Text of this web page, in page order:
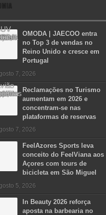
OMODA | JAECOO entra
no Top 3 de vendas no
Reino Unido e cresce em
Portugal
7, 2026
Reclamações no Turismo
aumentam em 2026 e
concentram-se nas
plataformas de reservas
7, 2026
FeelAzores Sports leva
conceito do FeelViana aos
Açores com tours de
bicicleta em São Miguel
5, 2026
In Beauty 2026 reforça
aposta na barbearia no